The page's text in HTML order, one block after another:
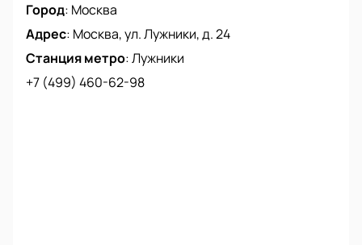
Город: Москва
Адрес: Москва, ул. Лужники, д. 24
Станция метро:Лужники
+7 (499) 460-62-98